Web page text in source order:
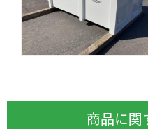
商品に関